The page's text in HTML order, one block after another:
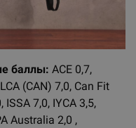
баллы: ACE 0,7,
(CAN) 7,0, Can Fit
ISSA 7,0, IYCA 3,5,
Australia 2,0 ,